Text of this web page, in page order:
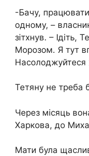
-Бачу,
одному, –
зітхнув. – Ідіть,
Морозом. Я тут
Тетяну не треба
Через місяць
Харкова, до
Мати була